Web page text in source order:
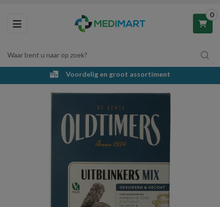
Toggle navigation
Waar bent u naar op zoek?
0
Winkelwagen
Uw winkelwagen is leeg.
Vul hem met producten.
Voordelig en groot assortiment